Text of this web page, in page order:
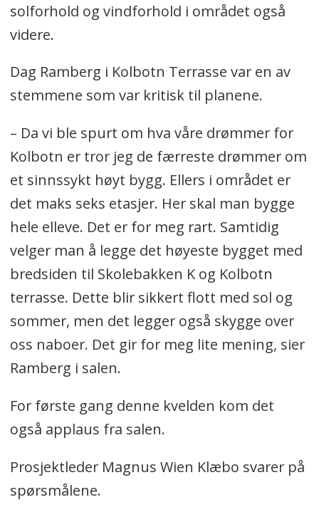
solforhold og vindforhold i området også
videre.
Dag Ramberg i Kolbotn Terrasse var en av
stemmene som var kritisk til planene.
– Da vi ble spurt om hva våre drømmer for
Kolbotn er tror jeg de færreste drømmer om
et sinnssykt høyt bygg. Ellers i området er
det maks seks etasjer. Her skal man bygge
hele elleve. Det er for meg rart. Samtidig
velger man å legge det høyeste bygget med
bredsiden til Skolebakken K og Kolbotn
terrasse. Dette blir sikkert flott med sol og
sommer, men det legger også skygge over
oss naboer. Det gir for meg lite mening, sier
Ramberg i salen.
For første gang denne kvelden kom det
også applaus fra salen.
Prosjektleder Magnus Wien Klæbo svarer på
spørsmålene.